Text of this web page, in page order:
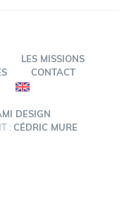
LES MISSIONS
CONTACT
DESIGN
: CÉDRIC MURE